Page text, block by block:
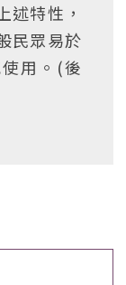
述特性，
民眾易於
用。(後